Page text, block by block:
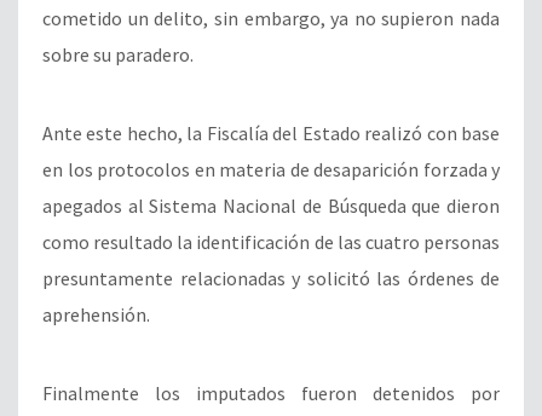
cometido un delito, sin embargo, ya no supieron nada
sobre su paradero.
Ante este hecho, la Fiscalía del Estado realizó con base
en los protocolos en materia de desaparición forzada y
apegados al Sistema Nacional de Búsqueda que dieron
como resultado la identificación de las cuatro personas
presuntamente relacionadas y solicitó las órdenes de
aprehensión.
Finalmente los imputados fueron detenidos por